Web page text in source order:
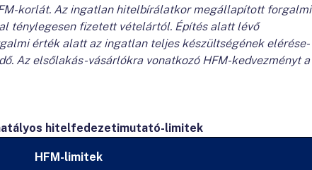
korlát. Az ingatlan hitelbírálatkor megállapított forgalmi
ténylegesen fizetett vételártól. Építés alatt lévő
érték alatt az ingatlan teljes készültségének elérése-
Az elsőlakás-vásárlókra vonatkozó HFM-kedvezményt a
hitelfedezetimutató-limitek
HFM-limitek